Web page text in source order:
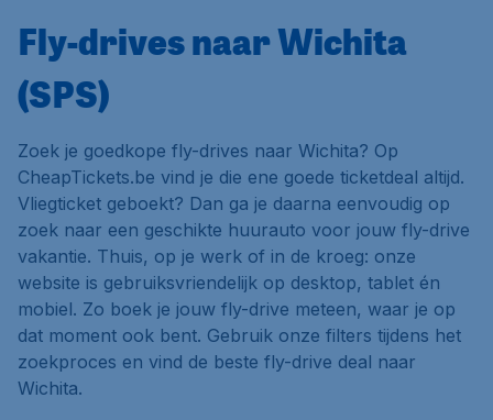
Fly-drives naar Wichita
(SPS)
Zoek je goedkope fly-drives naar Wichita? Op
CheapTickets.be vind je die ene goede ticketdeal altijd.
Vliegticket geboekt? Dan ga je daarna eenvoudig op
zoek naar een geschikte huurauto voor jouw fly-drive
vakantie. Thuis, op je werk of in de kroeg: onze
website is gebruiksvriendelijk op desktop, tablet én
mobiel. Zo boek je jouw fly-drive meteen, waar je op
dat moment ook bent. Gebruik onze filters tijdens het
zoekproces en vind de beste fly-drive deal naar
Wichita.